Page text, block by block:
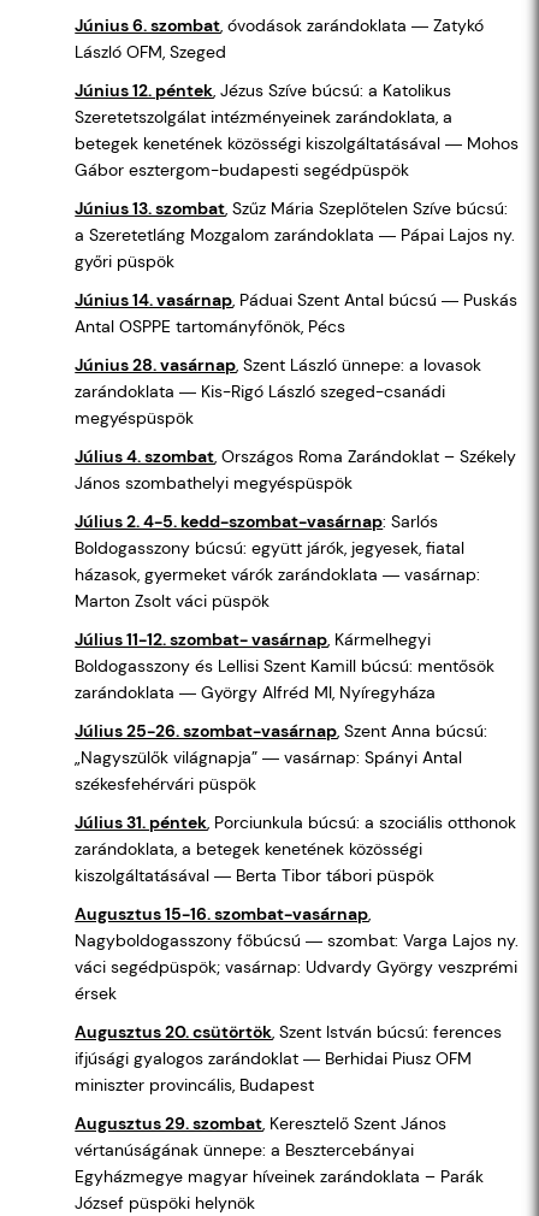
Június 6. szombat, óvodások zarándoklata ― Zatykó
László OFM, Szeged
Június 12. péntek, Jézus Szíve búcsú: a Katolikus
Szeretetszolgálat intézményeinek zarándoklata, a
betegek kenetének közösségi kiszolgáltatásával ― Mohos
Gábor esztergom-budapesti segédpüspök
Június 13. szombat, Szűz Mária Szeplőtelen Szíve búcsú:
a Szeretetláng Mozgalom zarándoklata ― Pápai Lajos ny.
győri püspök
Június 14. vasárnap, Páduai Szent Antal búcsú ― Puskás
Antal OSPPE tartományfőnök, Pécs
Június 28. vasárnap, Szent László ünnepe: a lovasok
zarándoklata ― Kis-Rigó László szeged-csanádi
megyéspüspök
Július 4. szombat, Országos Roma Zarándoklat – Székely
János szombathelyi megyéspüspök
Július 2. 4-5. kedd-szombat-vasárnap: Sarlós
Boldogasszony búcsú: együtt járók, jegyesek, fiatal
házasok, gyermeket várók zarándoklata ― vasárnap:
Marton Zsolt váci püspök
Július 11-12. szombat- vasárnap, Kármelhegyi
Boldogasszony és Lellisi Szent Kamill búcsú: mentősök
zarándoklata ― György Alfréd MI, Nyíregyháza
Július 25-26. szombat-vasárnap, Szent Anna búcsú:
„Nagyszülők világnapja” ― vasárnap: Spányi Antal
székesfehérvári püspök
Július 31. péntek, Porciunkula búcsú: a szociális otthonok
zarándoklata, a betegek kenetének közösségi
kiszolgáltatásával ― Berta Tibor tábori püspök
Augusztus 15-16. szombat-vasárnap,
Nagyboldogasszony főbúcsú ― szombat: Varga Lajos ny.
váci segédpüspök; vasárnap: Udvardy György veszprémi
érsek
Augusztus 20. csütörtök, Szent István búcsú: ferences
ifjúsági gyalogos zarándoklat ― Berhidai Piusz OFM
miniszter provincális, Budapest
Augusztus 29. szombat, Keresztelő Szent János
vértanúságának ünnepe: a Besztercebányai
Egyházmegye magyar híveinek zarándoklata – Parák
József püspöki helynök